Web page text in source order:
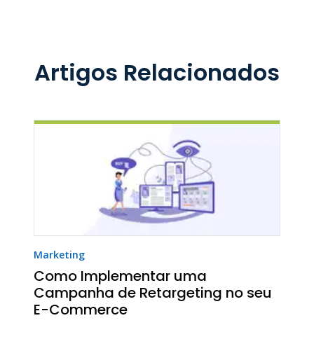
Artigos Relacionados
Marketing
Como Implementar uma
Campanha de Retargeting no seu
E-Commerce